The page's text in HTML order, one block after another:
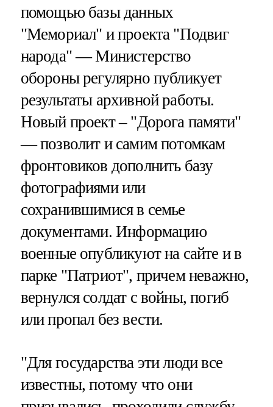
помощью базы данных
"Мемориал" и проекта "Подвиг
народа" — Министерство
обороны регулярно публикует
результаты архивной работы.
Новый проект – "Дорога памяти"
— позволит и самим потомкам
фронтовиков дополнить базу
фотографиями или
сохранившимися в семье
документами. Информацию
военные опубликуют на сайте и в
парке "Патриот", причем неважно,
вернулся солдат с войны, погиб
или пропал без вести.
"Для государства эти люди все
известны, потому что они